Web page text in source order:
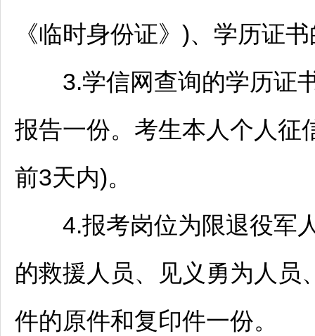
《临时身份证》)、学历证
3.学信网查询的学历证书
报告一份。考生本人个人征
前3天内)。
4.报考岗位为限退役军人
的救援人员、见义勇为人员
件的原件和复印件一份。